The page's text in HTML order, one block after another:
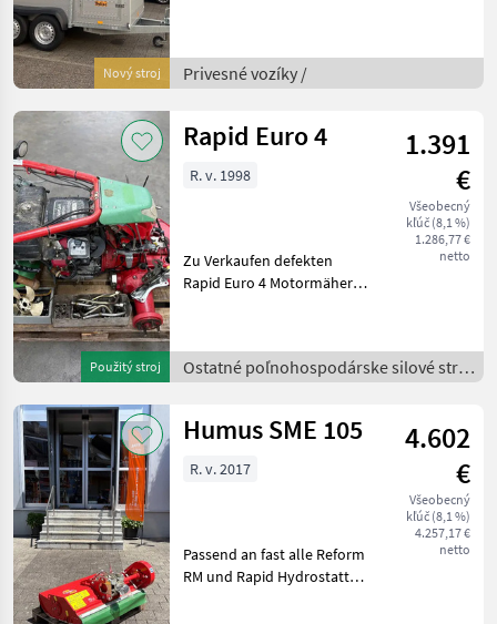
Nový stroj
rutschfesten
Aluminiumprofilen, die den
bieten.
Privesné vozíky /
Použitý stroj
Rapid Euro 4
1.391
€
Všeobecný
kľúč (8,1 %)
1.286,77 €
netto
R. v. 1998
Zu Verkaufen defekten
Rapid Euro 4 Motormäher
Ersatzteilträger,
Verbrennungsmotor
Ostatné poľnohospodárske silové stroje
/
Humus SME 105
4.602
€
Všeobecný
kľúč (8,1 %)
4.257,17 €
netto
R. v. 2017
Passend an fast alle Reform
RM und Rapid Hydrostatt-